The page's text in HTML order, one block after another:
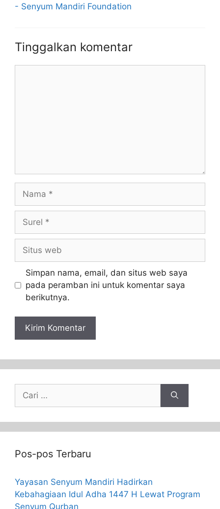
- Senyum Mandiri Foundation
Tinggalkan komentar
Simpan nama, email, dan situs web saya
pada peramban ini untuk komentar saya
berikutnya.
Pos-pos Terbaru
Yayasan Senyum Mandiri Hadirkan
Kebahagiaan Idul Adha 1447 H Lewat Program
Senyum Qurban